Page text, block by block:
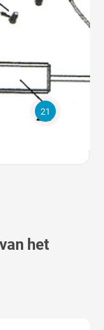
21
het